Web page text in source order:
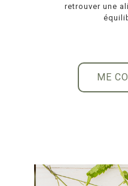
retrouver une
ME